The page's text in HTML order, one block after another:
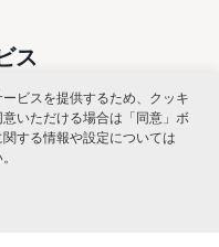
ス
ビスを提供するため、クッキ
いただける場合は「同意」ボ
する情報や設定については